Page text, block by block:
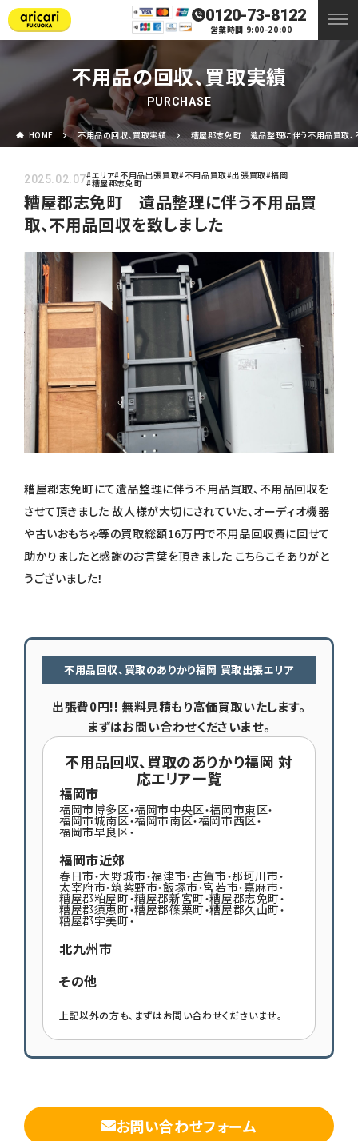
0120-73-8122
営業時間 9:00-20:00
不用品の回収、買取実績
PURCHASE
HOME 不用品の回収、買取実績 糟屋郡志免町 遺品整理に伴う不用品買取、
2025.02.07#エリア#不用品出張買取#不用品買取#出張買取#福岡
#糟屋郡志免町
糟屋郡志免町 遺品整理に伴う不用品買
取、不用品回収を致しました
糟屋郡志免町にて遺品整理に伴う不用品買取、不用品回収を
させて頂きました 故人様が大切にされていた、オーディオ機器
や古いおもちゃ等の買取総額16万円で不用品回収費に回せて
助かりましたと感謝のお言葉を頂きました こちらこそありがと
うございました！
不用品回収、買取のありかり福岡 買取出張エリア
出張費0円!! 無料見積もり高価買取いたします。
まずはお問い合わせくださいませ。
不用品回収、買取のありかり福岡 対
応エリア一覧
福岡市
福岡市博多区・福岡市中央区・福岡市東区・
福岡市城南区・福岡市南区・福岡市西区・
福岡市早良区・
福岡市近郊
春日市・大野城市・福津市・古賀市・那珂川市・
太宰府市・筑紫野市・飯塚市・宮若市・嘉麻市・
糟屋郡粕屋町・糟屋郡新宮町・糟屋郡志免町・
糟屋郡須恵町・糟屋郡篠栗町・糟屋郡久山町・
糟屋郡宇美町・
北九州市
その他
上記以外の方も、まずはお問い合わせくださいませ。
お問い合わせフォーム